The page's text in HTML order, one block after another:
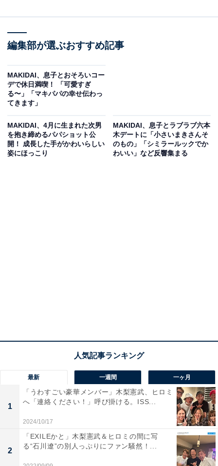
編集部が選ぶおすすめ記事
MAKIDAI、息子とおそろいコー
デで休日満喫！ 「可愛すぎ
る〜」「マキパパの幸せ伝わっ
てきます」
MAKIDAI、4月に生まれた次男
を抱き締めるパパショット公
開！ 成長した手がかわいらしい
姿にほっこり
MAKIDAI、息子とラブラブ六本
木デートに「小さいまきさんそ
のもの」「シミラールックでか
わいい」など反響集まる
最新 一週間 一ヶ月
1
「うわすごい豪華メンバー」木梨憲武、ヒロミ
へ「連絡ください！」呼び掛ける。ISS...
2024/10/17
2
「EXILEかと」木梨憲武＆ヒロミの間に写
る“石川遼”の別人っぷりにファン騒然！...